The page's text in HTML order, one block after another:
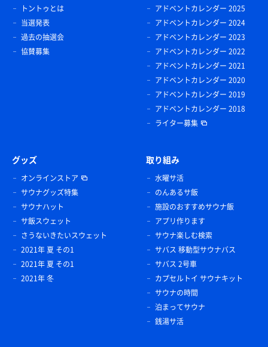
トントゥとは
当選発表
過去の抽選会
協賛募集
アドベントカレンダー 2025
アドベントカレンダー 2024
アドベントカレンダー 2023
アドベントカレンダー 2022
アドベントカレンダー 2021
アドベントカレンダー 2020
アドベントカレンダー 2019
アドベントカレンダー 2018
ライター募集
グッズ
オンラインストア
サウナグッズ特集
サウナハット
サ飯スウェット
さうないきたいスウェット
2021年 夏 その1
2021年 夏 その1
2021年 冬
取り組み
水曜サ活
のんあるサ飯
施設のおすすめサウナ飯
アプリ作ります
サウナ楽しむ検索
サバス 移動型サウナバス
サバス 2号車
カプセルトイ サウナキット
サウナの時間
泊まってサウナ
銭湯サ活